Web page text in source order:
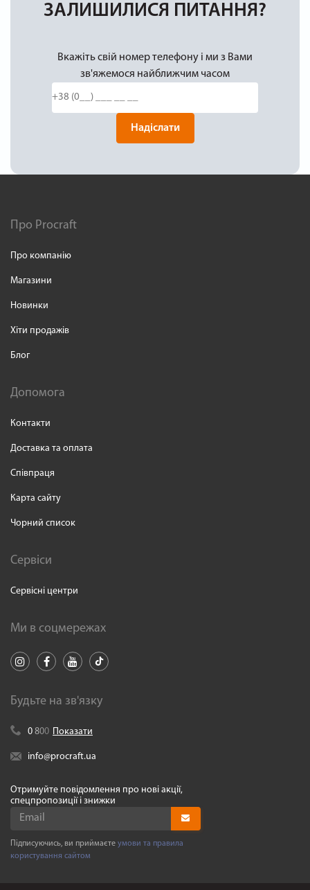
ЗАЛИШИЛИСЯ ПИТАННЯ?
Вкажіть свій номер телефону і ми з Вами
зв'яжемося найближчим часом
Надіслати
Про Procraft
Про компанію
Магазини
Новинки
Хіти продажів
Блог
Допомога
Контакти
Доставка та оплата
Співпраця
Карта сайту
Чорний список
Сервіси
Сервісні центри
Ми в соцмережах
Будьте на зв'язку
0 800 Показати
info@procraft.ua
Отримуйте повідомлення про нові акції,
спецпропозиції і знижки
Підписуючись, ви приймаєте умови та правила
користування сайтом